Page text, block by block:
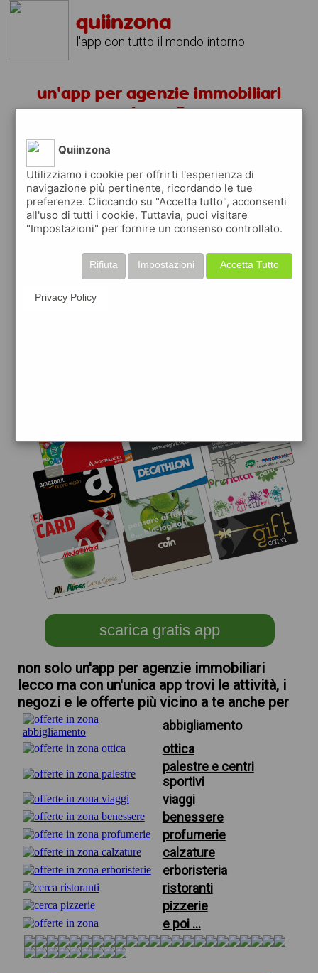
quiinzona
l'app con tutto il mondo intorno
un'app per agenzie immobiliari
lecco ?
scarica gratis app
quiinzona è una app
gratuita
che ti aiuta se cerchi 'un'app per agenzie
volta che la usi
raccogli punti da convertire inbuoni sconto
scarica gratis app
non solo un'app per agenzie immobiliari
lecco ma con un'unica app trovi le attività, i
negozi e le offerte più vicino a te anche per
abbigliamento
ottica
palestre e centri
sportivi
viaggi
benessere
profumerie
calzature
erboristeria
ristoranti
pizzerie
e poi ...
Quiinzona
Utilizziamo i cookie per offrirti l'esperienza di
navigazione più pertinente, ricordando le tue
preferenze. Cliccando su "Accetta tutto", acconsenti
all'uso di tutti i cookie. Tuttavia, puoi visitare
"Impostazioni" per fornire un consenso controllato.
Accetta Tutto
Impostazioni
Rifiuta
Privacy Policy